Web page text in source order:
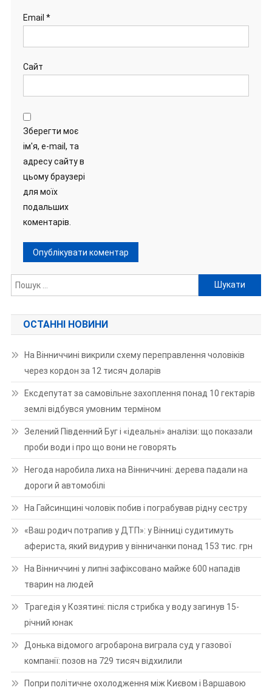
Email *
Сайт
Зберегти моє
ім'я, e-mail, та
адресу сайту в
цьому браузері
для моїх
подальших
коментарів.
Пошук:
ОСТАННІ НОВИНИ
На Вінниччині викрили схему переправлення чоловіків
через кордон за 12 тисяч доларів
Ексдепутат за самовільне захоплення понад 10 гектарів
землі відбувся умовним терміном
Зелений Південний Буг і «ідеальні» аналізи: що показали
проби води і про що вони не говорять
Негода наробила лиха на Вінниччині: дерева падали на
дороги й автомобілі
На Гайсинщині чоловік побив і пограбував рідну сестру
«Ваш родич потрапив у ДТП»: у Вінниці судитимуть
афериста, який видурив у вінничанки понад 153 тис. грн
На Вінниччині у липні зафіксовано майже 600 нападів
тварин на людей
Трагедія у Козятині: після стрибка у воду загинув 15-
річний юнак
Донька відомого агробарона виграла суд у газової
компанії: позов на 729 тисяч відхилили
Попри політичне охолодження між Києвом і Варшавою